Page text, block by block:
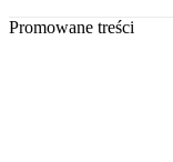
Promowane treści